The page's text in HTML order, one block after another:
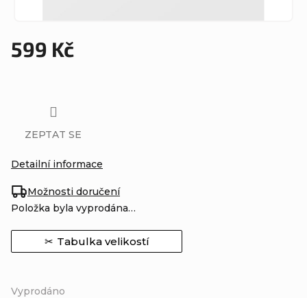
599 Kč
Vyprodáno
Možnosti doručení
Položka byla vyprodána…
Tabulka velikostí
Detailní informace
ZEPTAT SE